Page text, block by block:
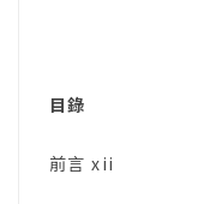
目錄
前言 xii